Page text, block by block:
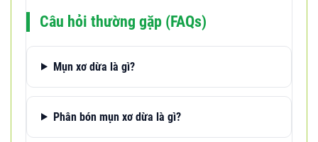
Câu hỏi thường gặp (FAQs)
Mụn xơ dừa là gì?
Phân bón mụn xơ dừa là gì?